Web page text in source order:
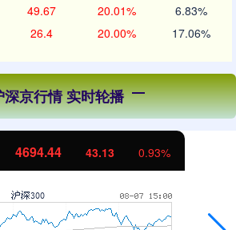
49.67 20.01% 6.83%
26.4 20.00% 17.06%
深京行情 实时轮播
4694.44 43.13 0.93%